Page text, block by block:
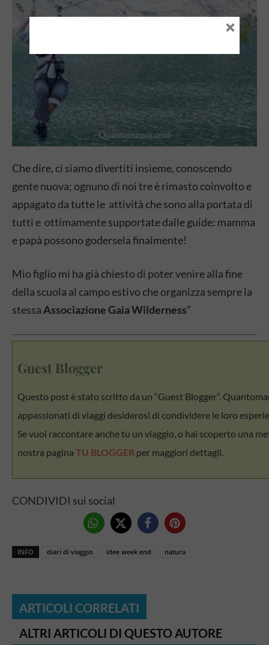
Che dire, ci siamo divertiti insieme, conoscendo
gente nuova; ognuno di noi tre è rimasto coinvolto e
appagato da tutte le attività che sono alla portata di
tutti e ottimamente supportate dalle guide: mamma
e papà possono godersela finalmente!
Mio figlio mi ha già chiesto di poter venire alla fine
della scuola al campo estivo che organizza sempre la
stessaAssociazione Gaia Wilderness”
Guest Blogger
Questo post è stato scritto da un “Guest Blogger”.
appassionati di viaggi desiderosi di condividere le loro
Se vuoi raccontare anche tu un viaggio, o hai scoperto una
nostra pagina TU BLOGGER per maggiori dettagli.
CONDIVIDI sui social
INFO diari di viaggio idee week end natura
ARTICOLI CORRELATI
ALTRI ARTICOLI DI QUESTO AUTORE
×